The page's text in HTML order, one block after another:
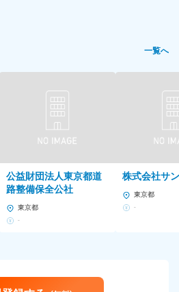
一覧へ
公益財団法人東京都道
路整備保全公社
東京都
-
株式会社サ
東京都
-